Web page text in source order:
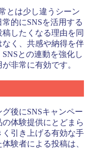
とは少し違うシーン
的にSNSを活用する
したくなる理由を同
く、共感や納得を伴
との連動を強化し
非常に有効です。
後にSNSキャンペー
体験提供にとどまら
引き上げる有効な手
験者による投稿は、